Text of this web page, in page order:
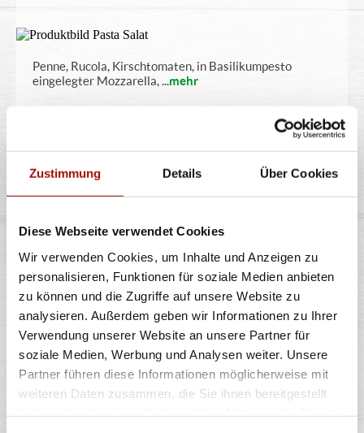
Zustimmung Details Über Cookies
Diese Webseite verwendet Cookies
Wir verwenden Cookies, um Inhalte und Anzeigen zu
personalisieren, Funktionen für soziale Medien anbieten
zu können und die Zugriffe auf unsere Website zu
analysieren. Außerdem geben wir Informationen zu Ihrer
Verwendung unserer Website an unsere Partner für
soziale Medien, Werbung und Analysen weiter. Unsere
Partner führen diese Informationen möglicherweise mit
weiteren Daten zusammen, die Sie ihnen bereitgestellt
Penne, Rucola, Kirschtomaten, in Basilikumpesto
eingelegter Mozzarella,...mehr
Gebackener Pizzateig
8 Stück
3,99 €